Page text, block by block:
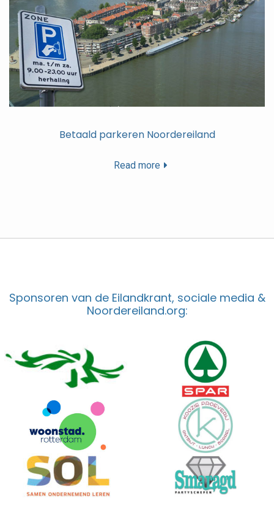
Betaald parkeren Noordereiland
Read more
Sponsoren van de Eilandkrant, sociale media &
Noordereiland.org: